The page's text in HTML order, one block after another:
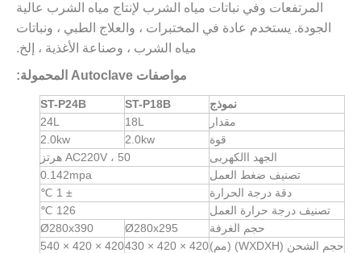
المرتفعات وفي نباتات مياه الشرب لإنتاج مياه الشرب عالية
الجودة. يستخدم عادة في المختبرات ، والعلاج الطبي ، ونباتات
مياه الشرب ، وصناعة الأغذية ، إلخ.
مواصفات Autoclave المحمولة:
نموذج ST-P18B
ST-P24B
مقدار
18L
24L
قوة
2.0kw
2.0kw
الجهد االكهربى
AC220V ، 50 هرتز
تصنيف ضغط العمل
0.142mpa
دقة درجة الحرارة
± 1 ℃
تصنيف درجة حرارة العمل
126 ℃
حجم الغرفة
Ø280x295
Ø280x390
حجم الشحن (WXDXH) (مم)
420 × 420 × 430
420 × 420 × 540